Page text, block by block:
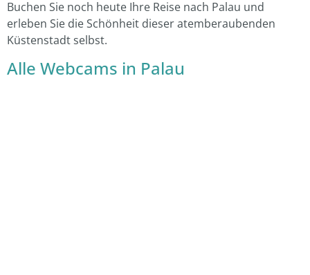
Buchen Sie noch heute Ihre Reise nach Palau und
erleben Sie die Schönheit dieser atemberaubenden
Küstenstadt selbst.
Alle Webcams in Palau